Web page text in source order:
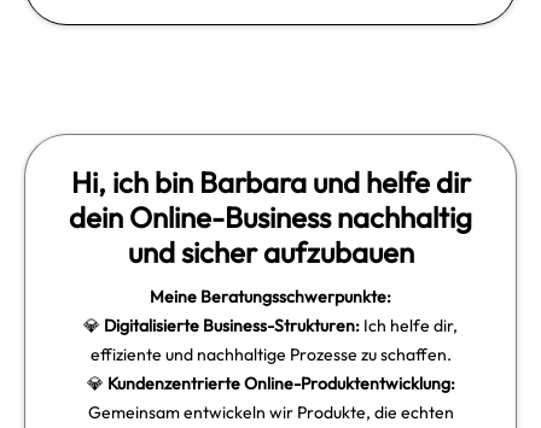
Hi, ich bin Barbara und helfe dir
dein Online-Business nachhaltig
und sicher aufzubauen
Meine Beratungsschwerpunkte:
💎 Digitalisierte Business-Strukturen: Ich helfe dir,
effiziente und nachhaltige Prozesse zu schaffen.
💎 Kundenzentrierte Online-Produktentwicklung:
Gemeinsam entwickeln wir Produkte, die echten